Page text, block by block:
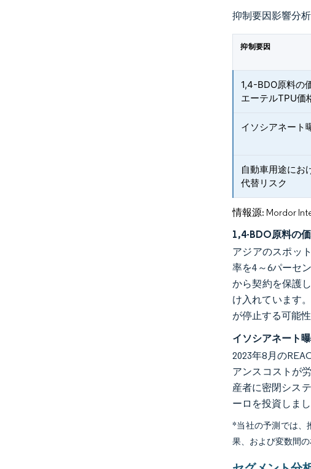
抑制要因影響分析
抑制要因
1,4-BDO原料の
エーテルTPU価
イソシアネート
自動車用途にお
代替リスク
情報源: Mordor
1,4-BDO原料の
アジアのスポッ
率を4～6パーセ
から契約を保護
け入れています
が停止する可能
イソシアネート
2023年8月の
アンスコストが
産者に密閉シス
ーロを投資しま
*当社の予測では、
果、および変数間